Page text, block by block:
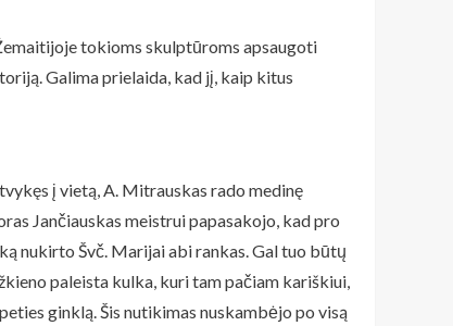
tokioms skulptūroms apsaugoti
Galima prielaida, kad jį, kaip kitus
į vietą, A. Mitrauskas rado medinę
Jančiauskas meistrui papasakojo, kad pro
nukirto Švč. Marijai abi rankas. Gal tuo būtų
paleista kulka, kuri tam pačiam kariškiui,
ginklą. Šis nutikimas nuskambėjo po visą